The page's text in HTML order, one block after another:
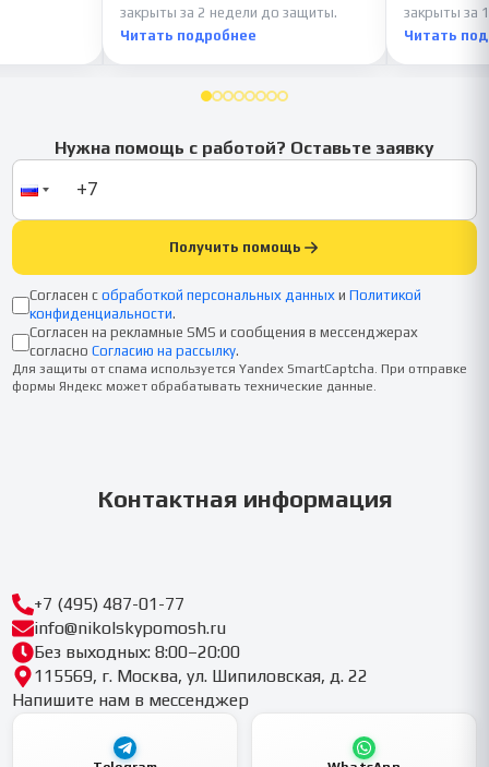
закрыты за 2 недели до защиты.
Читать подробнее
закрыты за
Читать
Нужна помощь с работой? Оставьте заявку
Получить помощь
Согласен с обработкой персональных данных и Политикой
конфиденциальности.
Согласен на рекламные SMS и сообщения в мессенджерах
согласно Согласию на рассылку.
Для защиты от спама используется Yandex SmartCaptcha. При отправке
формы Яндекс может обрабатывать технические данные.
Контактная информация
+7 (495) 487-01-77
info@nikolskypomosh.ru
Без выходных: 8:00–20:00
115569, г. Москва, ул. Шипиловская, д. 22
Напишите нам в мессенджер